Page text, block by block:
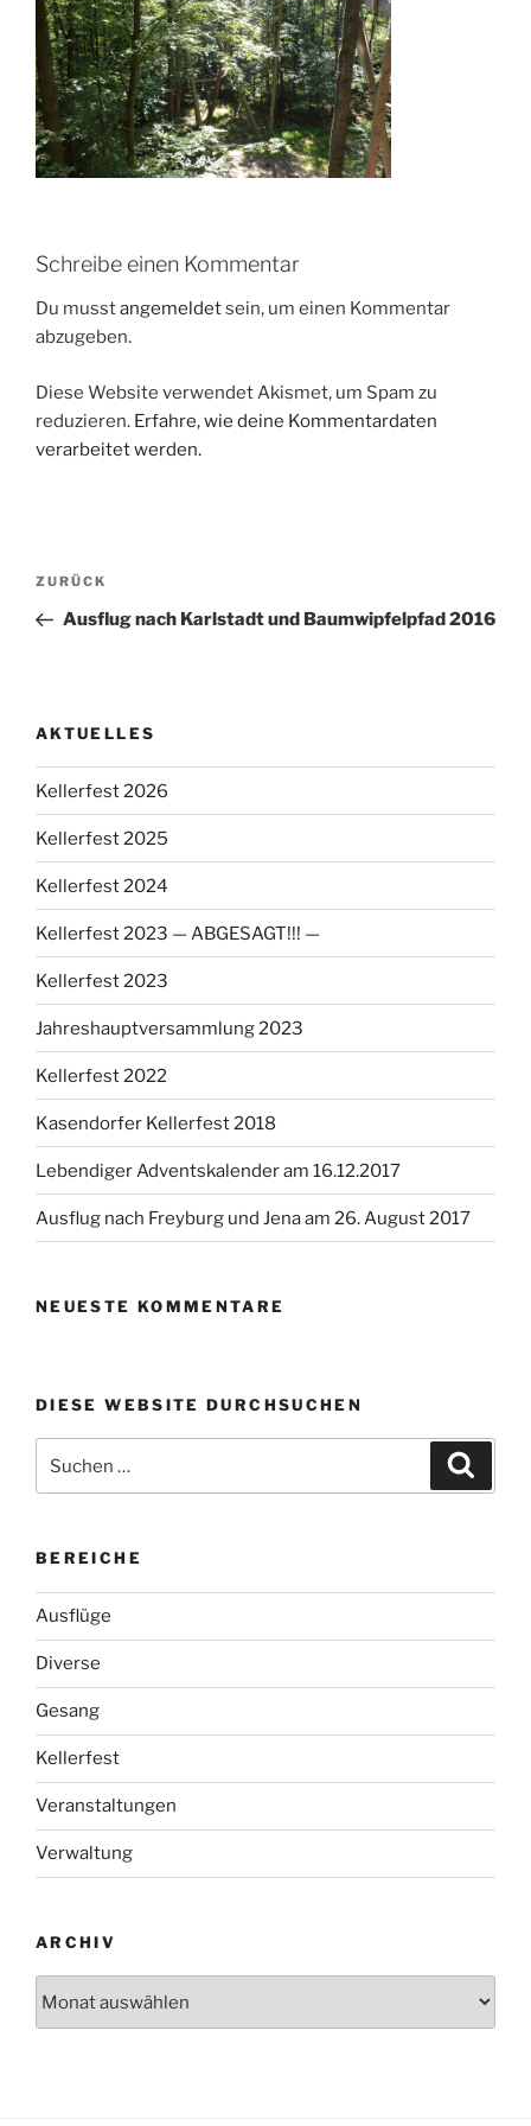
Schreibe einen Kommentar
Du musstangemeldetsein, um einen Kommentar
abzugeben.
Diese Website verwendet Akismet, um Spam zu
reduzieren. Erfahre, wie deine Kommentardaten
verarbeitet werden.
Beitragsnavigation
Vorheriger
Beitrag
ZURÜCK
Ausflug nach Karlstadt und Baumwipfelpfad 2016
AKTUELLES
Kellerfest 2026
Kellerfest 2025
Kellerfest 2024
Kellerfest 2023 — ABGESAGT!!! —
Kellerfest 2023
Jahreshauptversammlung 2023
Kellerfest 2022
Kasendorfer Kellerfest 2018
Lebendiger Adventskalender am 16.12.2017
Ausflug nach Freyburg und Jena am 26. August 2017
NEUESTE KOMMENTARE
DIESE WEBSITE DURCHSUCHEN
nach:
BEREICHE
Ausflüge
Diverse
Gesang
Kellerfest
Veranstaltungen
Verwaltung
ARCHIV